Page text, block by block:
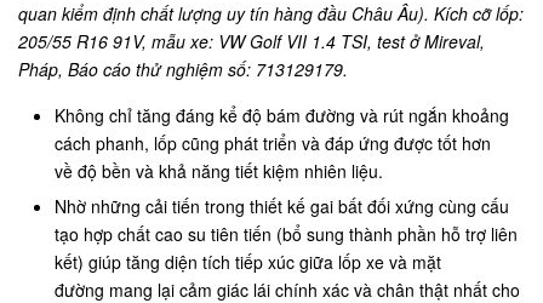
quan kiểm định chất lượng uy tín hàng đầu Châu Âu). Kích cỡ lốp:
205/55 R16 91V, mẫu xe: VW Golf VII 1.4 TSI, test ở Mireval,
Pháp, Báo cáo thử nghiệm số: 713129179.
Không chỉ tăng đáng kể độ bám đường và rút ngắn khoảng
cách phanh, lốp cũng phát triển và đáp ứng được tốt hơn
về độ bền và khả năng tiết kiệm nhiên liệu.
Nhờ những cải tiến trong thiết kế gai bất đối xứng cùng cấu
tạo hợp chất cao su tiên tiến (bổ sung thành phần hỗ trợ liên
kết) giúp tăng diện tích tiếp xúc giữa lốp xe và mặt
đường mang lại cảm giác lái chính xác và chân thật nhất cho